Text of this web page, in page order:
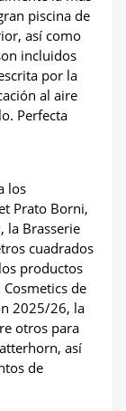
piscina de
así como
incluidos
por la
al aire
Perfecta
los
Prato Borni,
la Brasserie
cuadrados
productos
de
2025/26, la
otros para
así
de